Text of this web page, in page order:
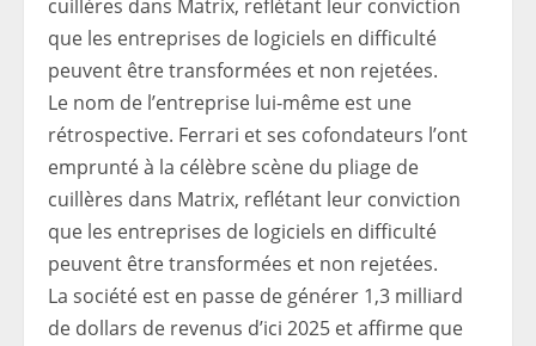
Le nom de l’entreprise lui-même est une
rétrospective. Ferrari et ses cofondateurs l’ont
emprunté à la célèbre scène du pliage de
cuillères dans Matrix, reflétant leur conviction
que les entreprises de logiciels en difficulté
peuvent être transformées et non rejetées.
La société est en passe de générer 1,3 milliard
de dollars de revenus d’ici 2025 et affirme que